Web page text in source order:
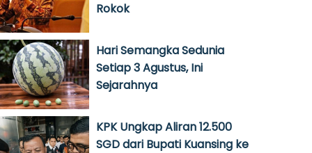
Rokok
Hari Semangka Sedunia
Setiap 3 Agustus, Ini
Sejarahnya
KPK Ungkap Aliran 12.500
SGD dari Bupati Kuansing ke